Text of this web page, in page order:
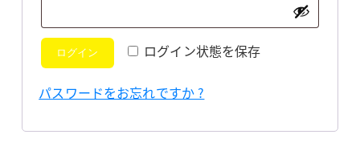
ログイン状態を保存
ログイン
パスワードをお忘れですか ?